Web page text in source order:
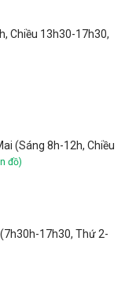
Chiều 13h30-17h30,
(Sáng 8h-12h, Chiều
đồ)
17h30, Thứ 2-